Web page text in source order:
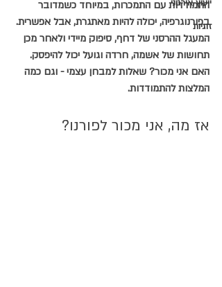
ייעוץ אירגוני
זוגיות
התמודדות עם התמכרות, במיוחד כשמדובר
בפורנוגרפיה, יכולה להיות מאתגרת, אבל אפשרית.
המעגל ההרסני של דחף, סיפוק מיידי ולאחר מכן
תחושות של אשמה, חרדה וגועל יכול להיפסק.
האם אני מכור? שאלות למבחן עצמי - וגם כמה
המלצות להתמודדות.
אז מה, אני מכור לפורנו?ֿ